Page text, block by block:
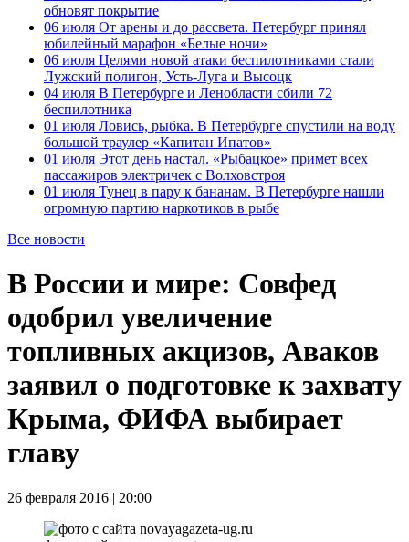
обновят покрытие
06 июля От арены и до рассвета. Петербург принял
юбилейный марафон «Белые ночи»
06 июля Целями новой атаки беспилотниками стали
Лужский полигон, Усть-Луга и Высоцк
04 июля В Петербурге и Ленобласти сбили 72
беспилотника
01 июля Ловись, рыбка. В Петербурге спустили на воду
большой траулер «Капитан Ипатов»
01 июля Этот день настал. «Рыбацкое» примет всех
пассажиров электричек с Волховстроя
01 июля Тунец в пару к бананам. В Петербурге нашли
огромную партию наркотиков в рыбе
Все новости
В России и мире: Совфед
одобрил увеличение
топливных акцизов, Аваков
заявил о подготовке к захвату
Крыма, ФИФА выбирает
главу
26 февраля 2016 | 20:00